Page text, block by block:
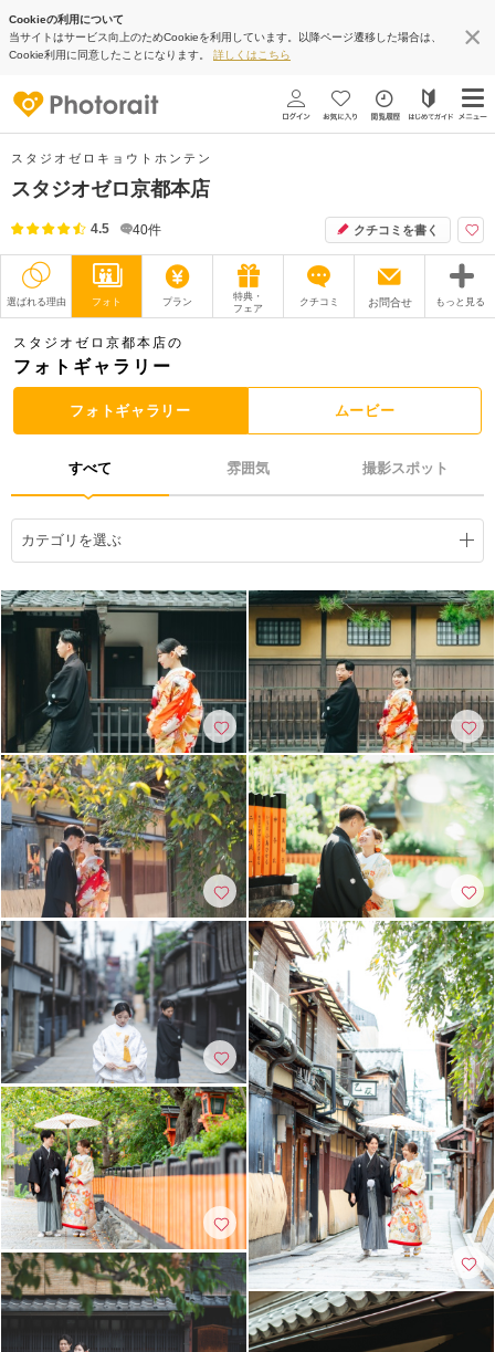
Cookieの利用について
当サイトはサービス向上のためCookieを利用しています。以降ページ遷移した場合は、
Cookie利用に同意したことになります。 詳しくはこちら
スタジオゼロキョウトホンテン
スタジオゼロ京都本店
4.5 40件 クチコミを書く
選ばれる理由 フォト プラン
特典・
フェア
クチコミ お問合せ もっと見る
撮影レポート
衣装 ムービー
ブログ
アクセス/TEL スタジオトップ
こだわりポイント
衣装追加無料 人気スポットでの撮影
神社・寺院での撮影 豊富な白無垢
衣装の試着 庭園での撮影
歴史的建造物での撮影
事前来店なしで撮影
海での撮影
スタジオでの撮影
家族・友人と撮影
豊富な色打掛・着物
スタジオゼロ京都本店の
フォトギャラリー
フォトギャラリー ムービー
すべて 雰囲気 撮影スポット
カテゴリを選ぶ